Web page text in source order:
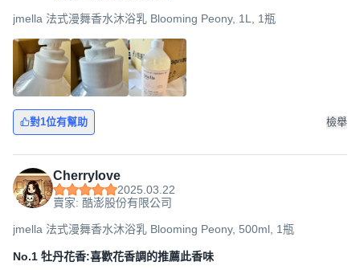
jmella 法式漫舞香水沐浴乳 Blooming Peony, 1L, 1瓶
對1位有幫助 檢舉
Cherrylove
2025.03.22
賣家: 酷澎股份有限公司
jmella 法式漫舞香水沐浴乳 Blooming Peony, 500ml, 1瓶
No.1 牡丹花香:喜歡花香調的推薦此香味